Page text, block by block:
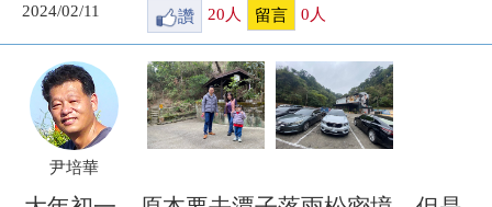
2024/02/11 讚 20 人 留言 0 人
尹培華